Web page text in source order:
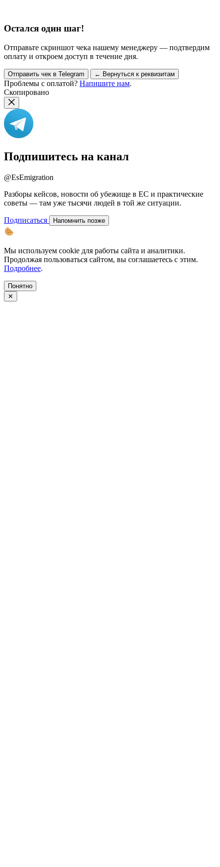
Остался один шаг!
Отправьте скриншот чека нашему менеджеру — подтвердим
оплату и откроем доступ в течение дня.
Отправить чек в Telegram ← Вернуться к реквизитам
Проблемы с оплатой? Напишите нам.
Скопировано
Подпишитесь на канал
@EsEmigration
Разборы кейсов, новости об убежище в ЕС и практические
советы — там уже тысячи людей в той же ситуации.
Подписаться Напомнить позже
Мы используем cookie для работы сайта и аналитики.
Продолжая пользоваться сайтом, вы соглашаетесь с этим.
Подробнее.
Понятно
✕